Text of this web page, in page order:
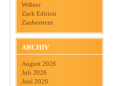
Wißner
Zack Edition
Zauberstern
ARCHIV
August 2026
Juli 2026
Juni 2026